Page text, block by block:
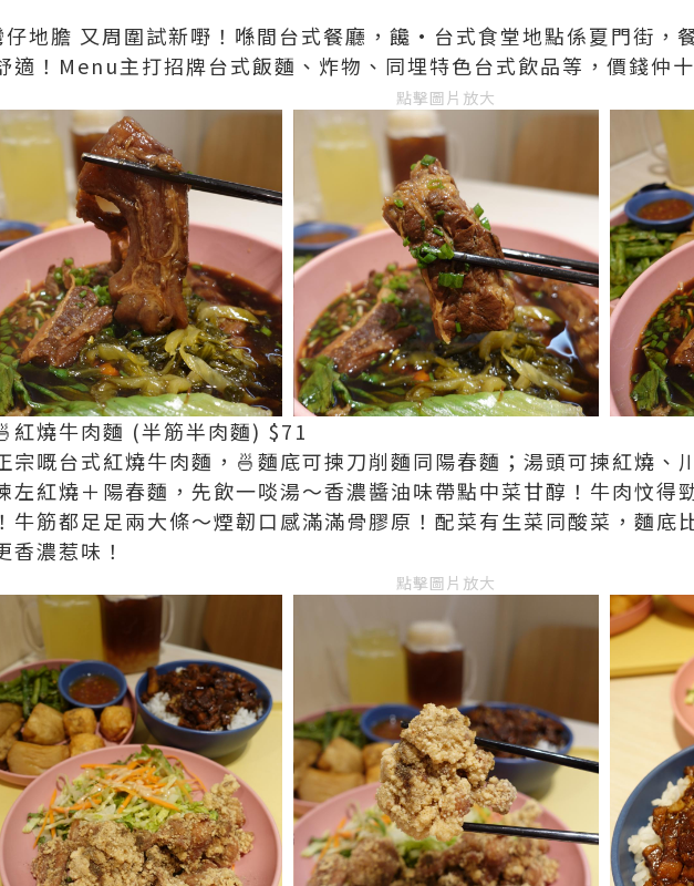
仔地膽 又周圍試新嘢！喺間台式餐廳，饞·台式食堂地點係夏門街，
適！Menu主打招牌台式飯麵、炸物、同埋特色台式飲品等，價錢仲
點擊圖片放大
紅燒牛肉麵 (半筋半肉麵) $71
宗嘅台式紅燒牛肉麵，🍜麵底可揀刀削麵同陽春麵；湯頭可揀紅燒、
左紅燒＋陽春麵，先飲一啖湯～香濃醬油味帶點中菜甘醇！牛肉忟得
牛筋都足足兩大條～煙韌口感滿滿骨膠原！配菜有生菜同酸菜，麵底
香濃惹味！
點擊圖片放大